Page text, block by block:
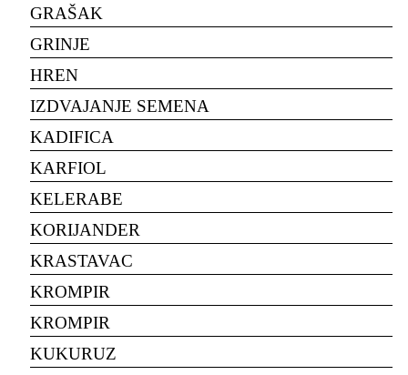
GRAŠAK
GRINJE
HREN
IZDVAJANJE SEMENA
KADIFICA
KARFIOL
KELERABE
KORIJANDER
KRASTAVAC
KROMPIR
KROMPIR
KUKURUZ